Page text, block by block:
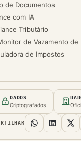
de Documentos
com IA
Tributário
de Vazamento de
de Impostos
DADOS
Criptografados